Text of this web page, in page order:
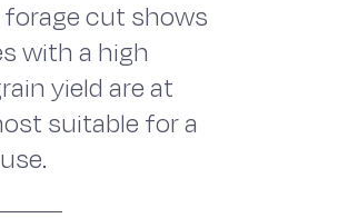
cut shows
with a high
yield are at
suitable for a